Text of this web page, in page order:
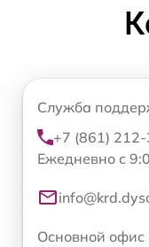
Служба
+7 (861)
Ежедневно с
Основной офис